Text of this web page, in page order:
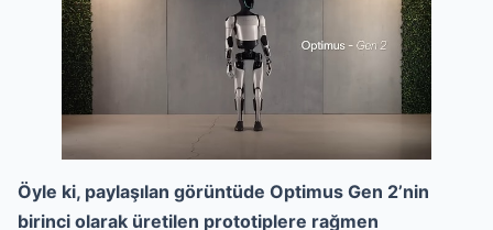
Öyle ki, paylaşılan görüntüde Optimus Gen 2’nin
birinci olarak üretilen prototiplere rağmen